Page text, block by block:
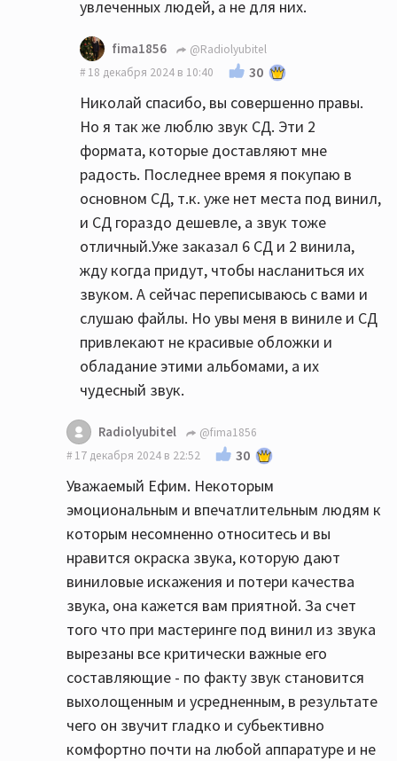
увлеченных людей, а не для них.
fima1856
@Radiolyubitel
18 декабря 2024 в 10:40
30
Николай спасибо, вы совершенно правы.
Но я так же люблю звук СД. Эти 2
формата, которые доставляют мне
радость. Последнее время я покупаю в
основном СД, т.к. уже нет места под винил,
и СД гораздо дешевле, а звук тоже
отличный.Уже заказал 6 СД и 2 винила,
жду когда придут, чтобы насланиться их
звуком. А сейчас переписываюсь с вами и
слушаю файлы. Но увы меня в виниле и СД
привлекают не красивые обложки и
обладание этими альбомами, а их
чудесный звук.
Radiolyubitel
@fima1856
17 декабря 2024 в 22:52
30
Уважаемый Ефим. Некоторым
эмоциональным и впечатлительным людям к
которым несомненно относитесь и вы
нравится окраска звука, которую дают
виниловые искажения и потери качества
звука, она кажется вам приятной. За счет
того что при мастеринге под винил из звука
вырезаны все критически важные его
составляющие - по факту звук становится
выхолощенным и усредненным, в результате
чего он звучит гладко и субьективно
комфортно почти на любой аппаратуре и не